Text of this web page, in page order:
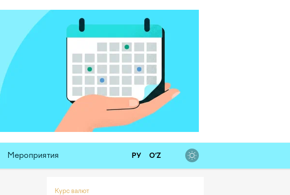
Мероприятия РУ O‘Z
Курс валют